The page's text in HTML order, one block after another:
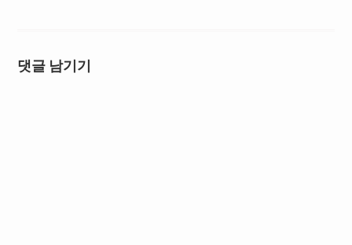
댓글 남기기